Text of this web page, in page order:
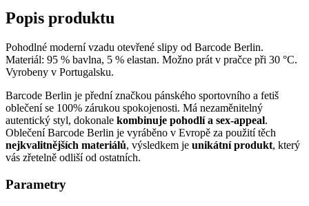
Popis produktu
Pohodlné moderní vzadu otevřené slipy od Barcode Berlin.
Materiál: 95 % bavlna, 5 % elastan. Možno prát v pračce při 30 °C.
Vyrobeny v Portugalsku.
Barcode Berlin je přední značkou pánského sportovního a fetiš
oblečení se 100% zárukou spokojenosti. Má nezaměnitelný
autentický styl, dokonale kombinuje pohodlí a sex-appeal.
Oblečení Barcode Berlin je vyráběno v Evropě za použití těch
nejkvalitnějších materiálů, výsledkem je unikátní produkt, který
vás zřetelně odliší od ostatních.
Parametry